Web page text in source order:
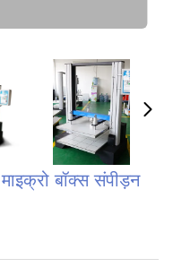
बॉक्स संपीड़न